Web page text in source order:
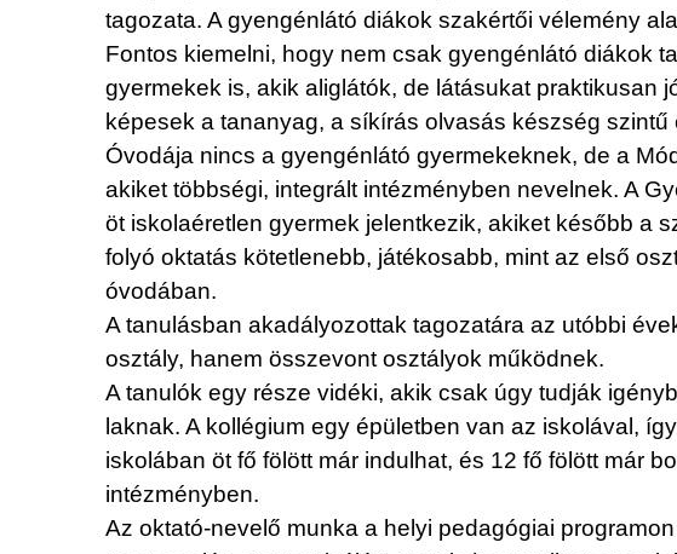
tagozata. A gyengénlátó diákok szakértői vélemény
Fontos kiemelni, hogy nem csak gyengénlátó diákok
gyermekek is, akik aliglátók, de látásukat
képesek a tananyag, a síkírás olvasás készség
Óvodája nincs a gyengénlátó gyermekeknek, de a
akiket többségi, integrált intézményben nevelnek. A
öt iskolaéretlen gyermek jelentkezik, akiket később a
folyó oktatás kötetlenebb, játékosabb, mint az első
óvodában.
A tanulásban akadályozottak tagozatára az utóbbi
osztály, hanem összevont osztályok működnek.
A tanulók egy része vidéki, akik csak úgy tudják
laknak. A kollégium egy épületben van az iskolával,
iskolában öt fő fölött már indulhat, és 12 fő fölött már
intézményben.
Az oktató-nevelő munka a helyi pedagógiai